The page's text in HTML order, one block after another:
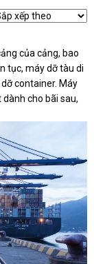
của cảng, bao
tục, máy dỡ tàu di
container. Máy
cho bãi sau,